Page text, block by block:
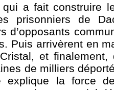
qui a fait construire
prisonniers de
d’opposants
Puis arrivèrent en
et finalement,
de milliers
explique la force